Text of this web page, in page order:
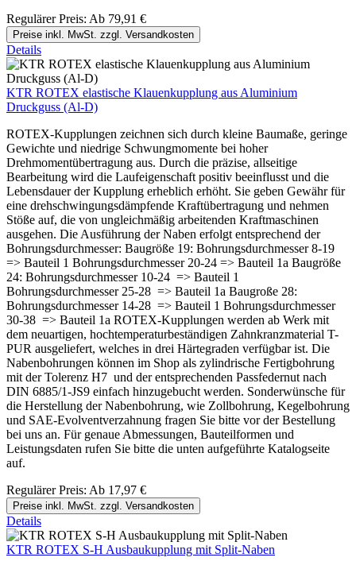
Regulärer Preis: Ab 79,91 €
Preise inkl. MwSt. zzgl. Versandkosten
Details
KTR ROTEX elastische Klauenkupplung aus Aluminium
Druckguss (Al-D)
ROTEX-Kupplungen zeichnen sich durch kleine Baumaße, geringe
Gewichte und niedrige Schwungmomente bei hoher
Drehmomentübertragung aus. Durch die präzise, allseitige
Bearbeitung wird die Laufeigenschaft positiv beeinflusst und die
Lebensdauer der Kupplung erheblich erhöht. Sie geben Gewähr für
eine drehschwingungsdämpfende Kraftübertragung und nehmen
Stöße auf, die von ungleichmäßig arbeitenden Kraftmaschinen
ausgehen. Die Ausführung der Naben erfolgt entsprechend der
Bohrungsdurchmesser: Baugröße 19: Bohrungsdurchmesser 8-19
=> Bauteil 1 Bohrungsdurchmesser 20-24 => Bauteil 1a Baugröße
24: Bohrungsdurchmesser 10-24 => Bauteil 1
Bohrungsdurchmesser 25-28 => Bauteil 1a Baugroße 28:
Bohrungsdurchmesser 14-28 => Bauteil 1 Bohrungsdurchmesser
30-38 => Bauteil 1a ROTEX-Kupplungen werden ab Werk mit
dem neuartigen, hochtemperaturbeständigen Zahnkranzmaterial T-
PUR ausgeliefert, welches in drei Härtegraden verfügbar ist. Die
Nabenbohrungen können im Shop als zylindrische Fertigbohrung
mit der Tolerenz H7 und der entsprechenden Passfedernut nach
DIN 6885/1-JS9 einfach hinzugebucht werden. Sonderwünsche für
die Herstellung der Nabenbohrung, wie Zollbohrung, Kegelbohrung
und SAE-Evolventverzahnung fragen Sie bitte vor der Bestellung
bei uns an. Für genaue Abmessungen, Bauteilformen und
Leistungsdaten rufen Sie bitte die unten aufgeführte Katalogseite
auf.
Regulärer Preis: Ab 17,97 €
Preise inkl. MwSt. zzgl. Versandkosten
Details
KTR ROTEX S-H Ausbaukupplung mit Split-Naben